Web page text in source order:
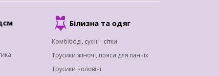
Білизна та одяг
Комбібоді, сукні - сітки
Трусики жіночі, пояси для панчіх
Трусики чоловічі